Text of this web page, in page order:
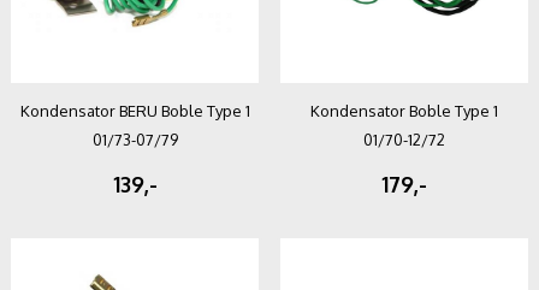
Kondensator BERU Boble Type 1
01/73-07/79
139,-
Kondensator Boble Type 1
01/70-12/72
179,-